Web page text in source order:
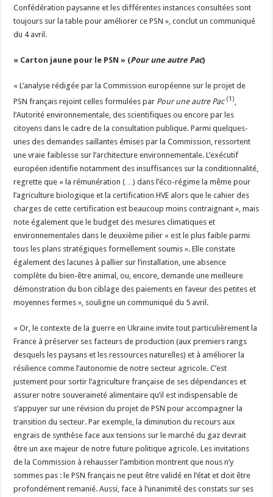
Confédération paysanne et les différentes instances consultées sont
toujours sur la table pour améliorer ce PSN », conclut un communiqué
du 4 avril.
« Carton jaune pour le PSN » (Pour une autre Pac)
« L’analyse rédigée par la Commission européenne sur le projet de
PSN français rejoint celles formulées par Pour une autre Pac (1),
l’Autorité environnementale, des scientifiques ou encore par les
citoyens dans le cadre de la consultation publique. Parmi quelques-
unes des demandes saillantes émises par la Commission, ressortent
une vraie faiblesse sur l’architecture environnementale. L’exécutif
européen identifie notamment des insuffisances sur la conditionnalité,
regrette que « la rémunération (…) dans l’éco-régime la même pour
l’agriculture biologique et la certification HVE alors que le cahier des
charges de cette certification est beaucoup moins contraignant », mais
note également que le budget des mesures climatiques et
environnementales dans le deuxième pilier « est le plus faible parmi
tous les plans stratégiques formellement soumis ». Elle constate
également des lacunes à pallier sur l’installation, une absence
complète du bien-être animal, ou, encore, demande une meilleure
démonstration du bon ciblage des paiements en faveur des petites et
moyennes fermes », souligne un communiqué du 5 avril.
« Or, le contexte de la guerre en Ukraine invite tout particulièrement la
France à préserver ses facteurs de production (aux premiers rangs
desquels les paysans et les ressources naturelles) et à améliorer la
résilience comme l’autonomie de notre secteur agricole. C’est
justement pour sortir l’agriculture française de ses dépendances et
assurer notre souveraineté alimentaire qu’il est indispensable de
s’appuyer sur une révision du projet de PSN pour accompagner la
transition du secteur. Par exemple, la diminution du recours aux
engrais de synthèse face aux tensions sur le marché du gaz devrait
être un axe majeur de notre future politique agricole. Les invitations
de la Commission à rehausser l’ambition montrent que nous n’y
sommes pas : le PSN français ne peut être validé en l’état et doit être
profondément remanié. Aussi, face à l’unanimité des constats sur ses